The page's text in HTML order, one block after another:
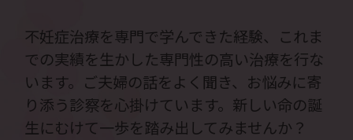
不妊症治療を専門で学んできた経験、これま
での実績を生かした専門性の高い治療を行な
います。ご夫婦の話をよく聞き、お悩みに寄
り添う診察を心掛けています。新しい命の誕
生にむけて一歩を踏み出してみませんか？